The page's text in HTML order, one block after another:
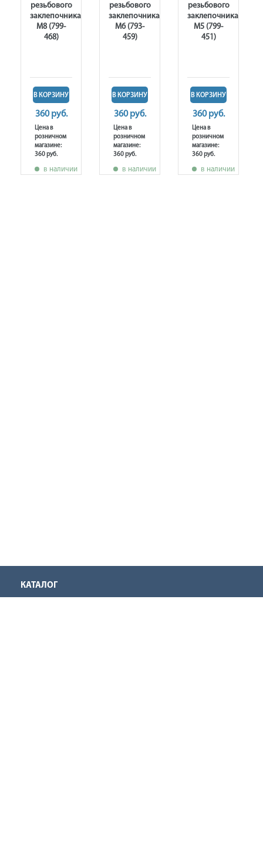
резьбового
заклепочника
М8 (799-
468)
В КОРЗИНУ
360 руб.
Цена в
розничном
магазине:
360 руб.
в наличии
резьбового
заклепочника
М6 (793-
459)
В КОРЗИНУ
360 руб.
Цена в
розничном
магазине:
360 руб.
в наличии
резьбового
заклепочника
М5 (799-
451)
В КОРЗИНУ
360 руб.
Цена в
розничном
магазине:
360 руб.
в наличии
КАТАЛОГ